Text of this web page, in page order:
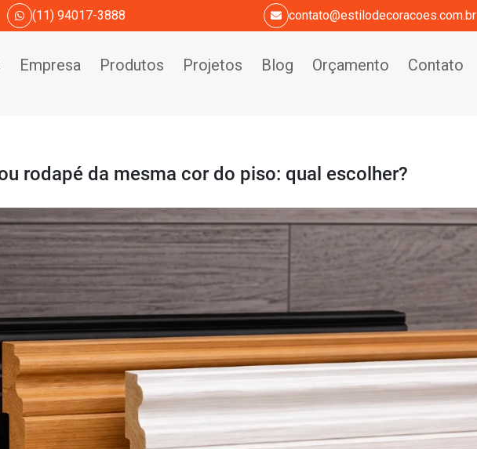
(11) 94017-3888 contato@estilodecoracoes.com.br
Empresa Produtos Projetos Blog Orçamento Contato
rodapé da mesma cor do piso: qual escolher?